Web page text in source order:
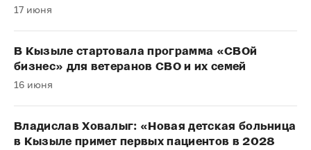
17 июня
В Кызыле стартовала программа «СВОй
бизнес» для ветеранов СВО и их семей
16 июня
Владислав Ховалыг: «Новая детская больница
в Кызыле примет первых пациентов в 2028